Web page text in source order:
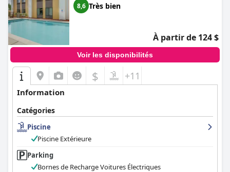
8,6 Très bien
À partir de 124 $
Voir les disponibilités
$ +11
Information
Catégories
Piscine
Piscine Extérieure
Parking
Bornes de Recharge Voitures Électriques